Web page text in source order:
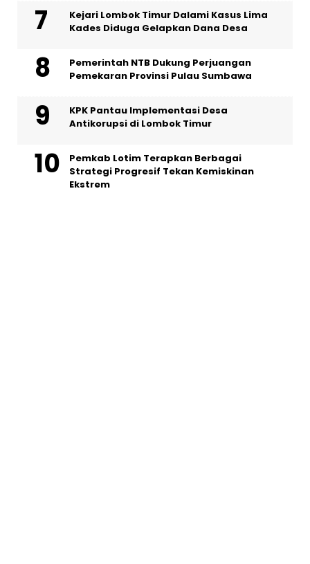
Kejari Lombok Timur Dalami Kasus Lima
Kades Diduga Gelapkan Dana Desa
Pemerintah NTB Dukung Perjuangan
Pemekaran Provinsi Pulau Sumbawa
KPK Pantau Implementasi Desa
Antikorupsi di Lombok Timur
Pemkab Lotim Terapkan Berbagai
Strategi Progresif Tekan Kemiskinan
Ekstrem